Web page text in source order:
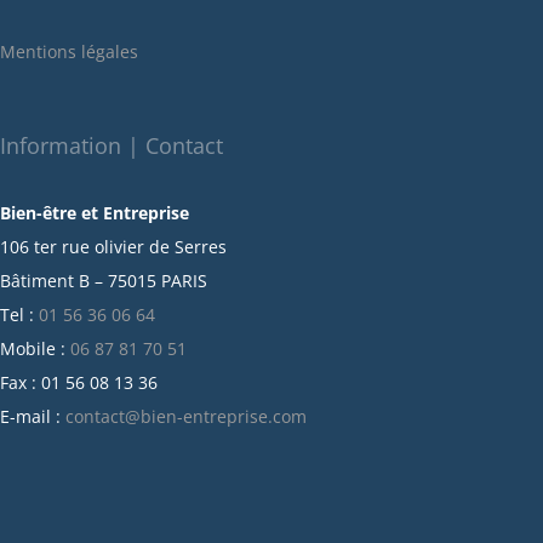
décembre 2021
octobre 2021
juillet 2021
juin 2021
mai 2021
avril 2021
mars 2021
février 2021
janvier 2021
Mentions légales
Information | Contact
Bien-être et Entreprise
106 ter rue olivier de Serres
Bâtiment B – 75015 PARIS
Tel : 01 56 36 06 64
Mobile : 06 87 81 70 51
Fax : 01 56 08 13 36
E-mail : contact@bien-entreprise.com